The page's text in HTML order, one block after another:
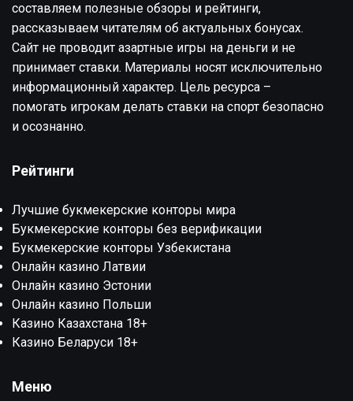
составляем полезные обзоры и рейтинги,
рассказываем читателям об актуальных бонусах.
Сайт не проводит азартные игры на деньги и не
принимает ставки. Материалы носят исключительно
информационный характер. Цель ресурса –
помогать игрокам делать ставки на спорт безопасно
и осознанно.
Рейтинги
Лучшие букмекерские конторы мира
Букмекерские конторы без верификации
Букмекерские конторы Узбекистана
Онлайн казино Латвии
Онлайн казино Эстонии
Онлайн казино Польши
Казино Казахстана 18+
Казино Беларуси 18+
Меню